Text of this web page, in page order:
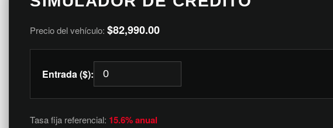
Precio del vehículo: $82,990.00
Entrada ($):
Tasa fija referencial: 15.6% anual